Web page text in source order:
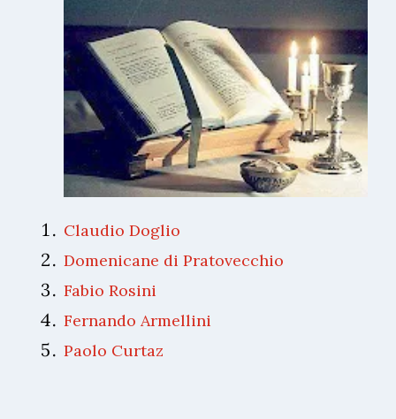
Claudio Doglio
Domenicane di Pratovecchio
Fabio Rosini
Fernando Armellini
Paolo Curtaz